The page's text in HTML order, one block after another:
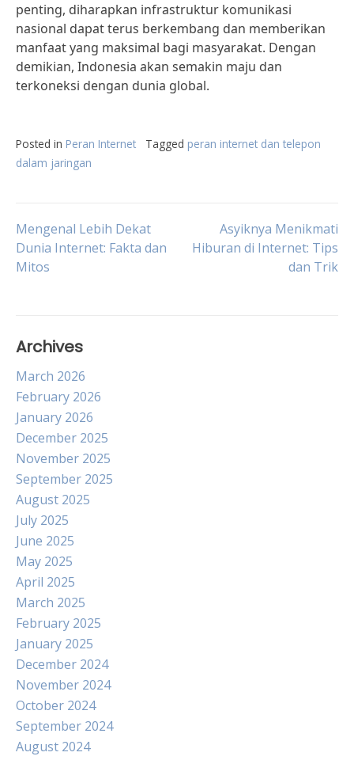
penting, diharapkan infrastruktur komunikasi
nasional dapat terus berkembang dan memberikan
manfaat yang maksimal bagi masyarakat. Dengan
demikian, Indonesia akan semakin maju dan
terkoneksi dengan dunia global.
Posted in Peran Internet Tagged peran internet dan telepon
dalam jaringan
Post
navigation
Mengenal Lebih Dekat
Dunia Internet: Fakta dan
Mitos
Asyiknya Menikmati
Hiburan di Internet: Tips
dan Trik
Archives
March 2026
February 2026
January 2026
December 2025
November 2025
September 2025
August 2025
July 2025
June 2025
May 2025
April 2025
March 2025
February 2025
January 2025
December 2024
November 2024
October 2024
September 2024
August 2024